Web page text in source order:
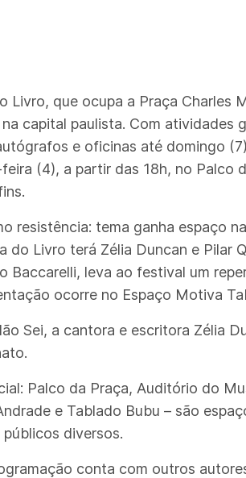
Livro, que ocupa a Praça Charles
capital paulista. Com
e oficinas até domingo
(4), a partir das 18h, no Palco
resistência: tema ganha espaço
do Livro terá Zélia Duncan e
Baccarelli, leva ao festival um
ocorre no Espaço Motiva
Sei, a cantora e escritora Zélia
Palco da Praça, Auditório do
e Tablado Bubu – são
diversos.
conta com outros